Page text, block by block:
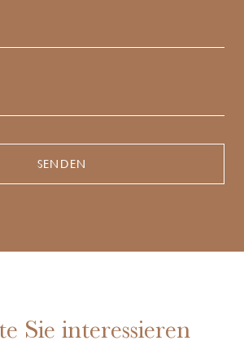
Sie interessieren